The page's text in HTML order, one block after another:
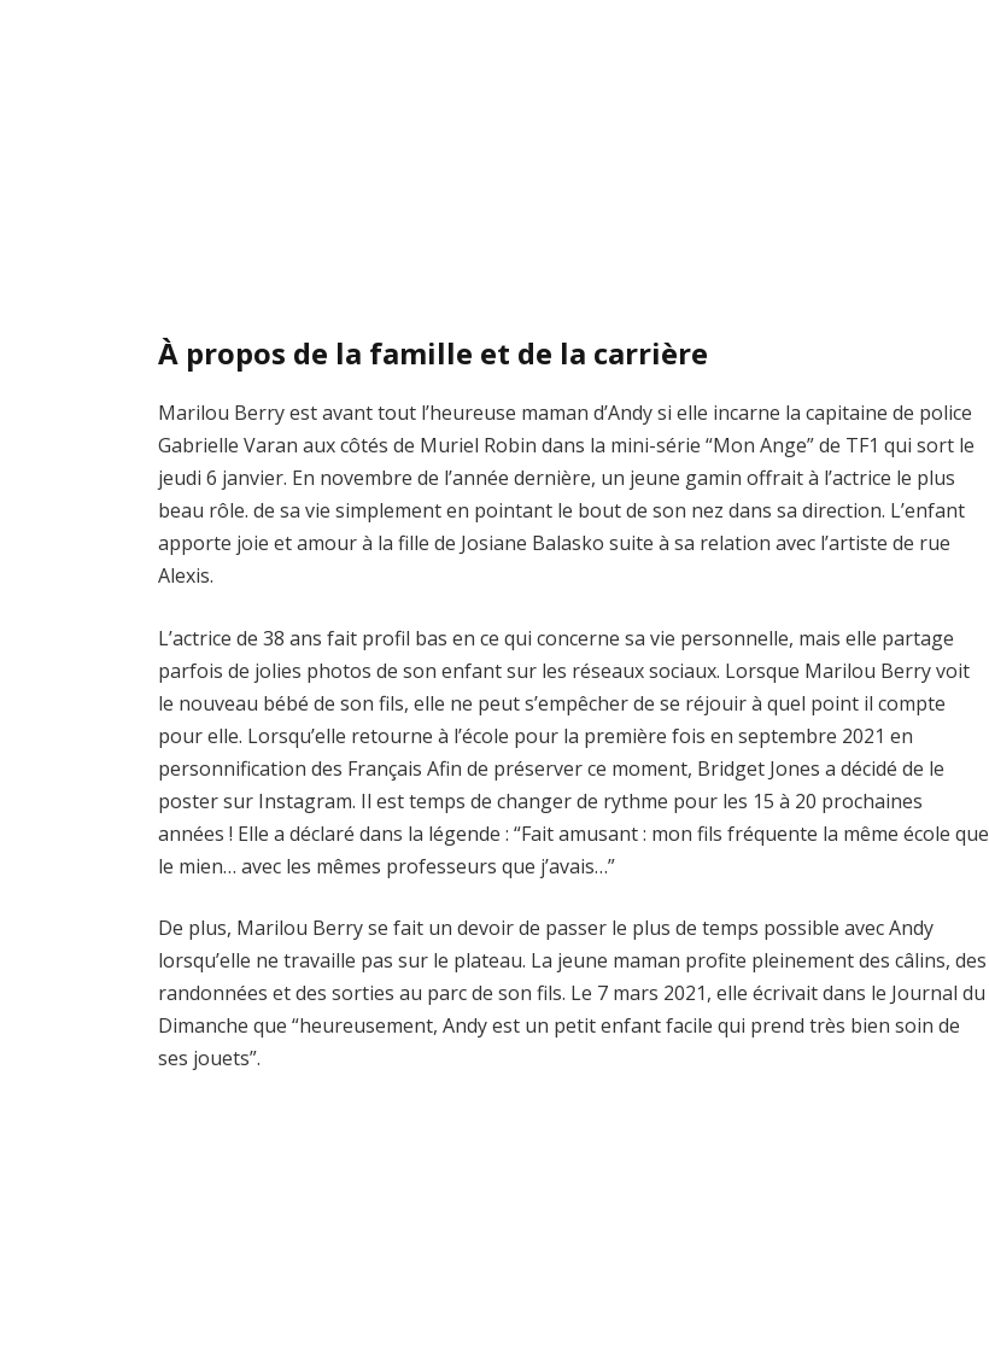
À propos de la famille et de la carrière
Marilou Berry est avant tout l’heureuse maman d’Andy si elle incarne la capitaine de police
Gabrielle Varan aux côtés de Muriel Robin dans la mini-série “Mon Ange” de TF1 qui sort le
jeudi 6 janvier. En novembre de l’année dernière, un jeune gamin offrait à l’actrice le plus
beau rôle. de sa vie simplement en pointant le bout de son nez dans sa direction. L’enfant
apporte joie et amour à la fille de Josiane Balasko suite à sa relation avec l’artiste de rue
Alexis.
L’actrice de 38 ans fait profil bas en ce qui concerne sa vie personnelle, mais elle partage
parfois de jolies photos de son enfant sur les réseaux sociaux. Lorsque Marilou Berry voit
le nouveau bébé de son fils, elle ne peut s’empêcher de se réjouir à quel point il compte
pour elle. Lorsqu’elle retourne à l’école pour la première fois en septembre 2021 en
personnification des Français Afin de préserver ce moment, Bridget Jones a décidé de le
poster sur Instagram. Il est temps de changer de rythme pour les 15 à 20 prochaines
années ! Elle a déclaré dans la légende : “Fait amusant : mon fils fréquente la même école que
le mien… avec les mêmes professeurs que j’avais…”
De plus, Marilou Berry se fait un devoir de passer le plus de temps possible avec Andy
lorsqu’elle ne travaille pas sur le plateau. La jeune maman profite pleinement des câlins, des
randonnées et des sorties au parc de son fils. Le 7 mars 2021, elle écrivait dans le Journal du
Dimanche que “heureusement, Andy est un petit enfant facile qui prend très bien soin de
ses jouets”.